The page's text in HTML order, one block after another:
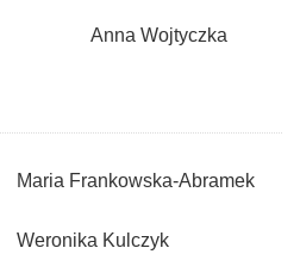
Anna Wojtyczka
Maria Frankowska-Abramek
Weronika Kulczyk